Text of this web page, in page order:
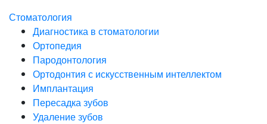
Стоматология
Диагностика в стоматологии
Ортопедия
Пародонтология
Ортодонтия с искусственным интеллектом
Имплантация
Пересадка зубов
Удаление зубов